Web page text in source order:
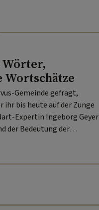
Wörter,
Wortschätze
Gemeinde gefragt,
bis heute auf der Zunge
Expertin Ingeborg Geyer
der Bedeutung der